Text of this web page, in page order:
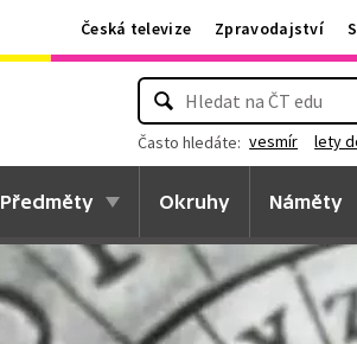
Česká televize Zpravodajství
Často hledáte: vesmír lety
Předměty Okruhy Náměty